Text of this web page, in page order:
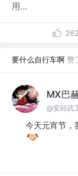
用...
262
要什么自行车啊 赞
MX巴
@安邱武
今天元宵节，